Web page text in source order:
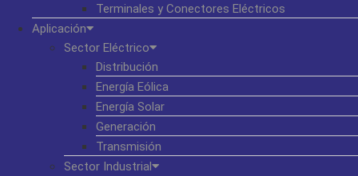
Terminales y Conectores Eléctricos
Aplicación
Sector Eléctrico
Distribución
Energía Eólica
Energía Solar
Generación
Transmisión
Sector Industrial